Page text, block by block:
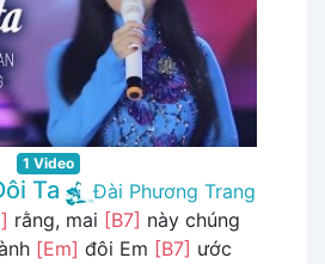
1 Video
Ta
Đài Phương Trang
rằng, mai [B7] này chúng
[Em] đôi Em [B7] ước